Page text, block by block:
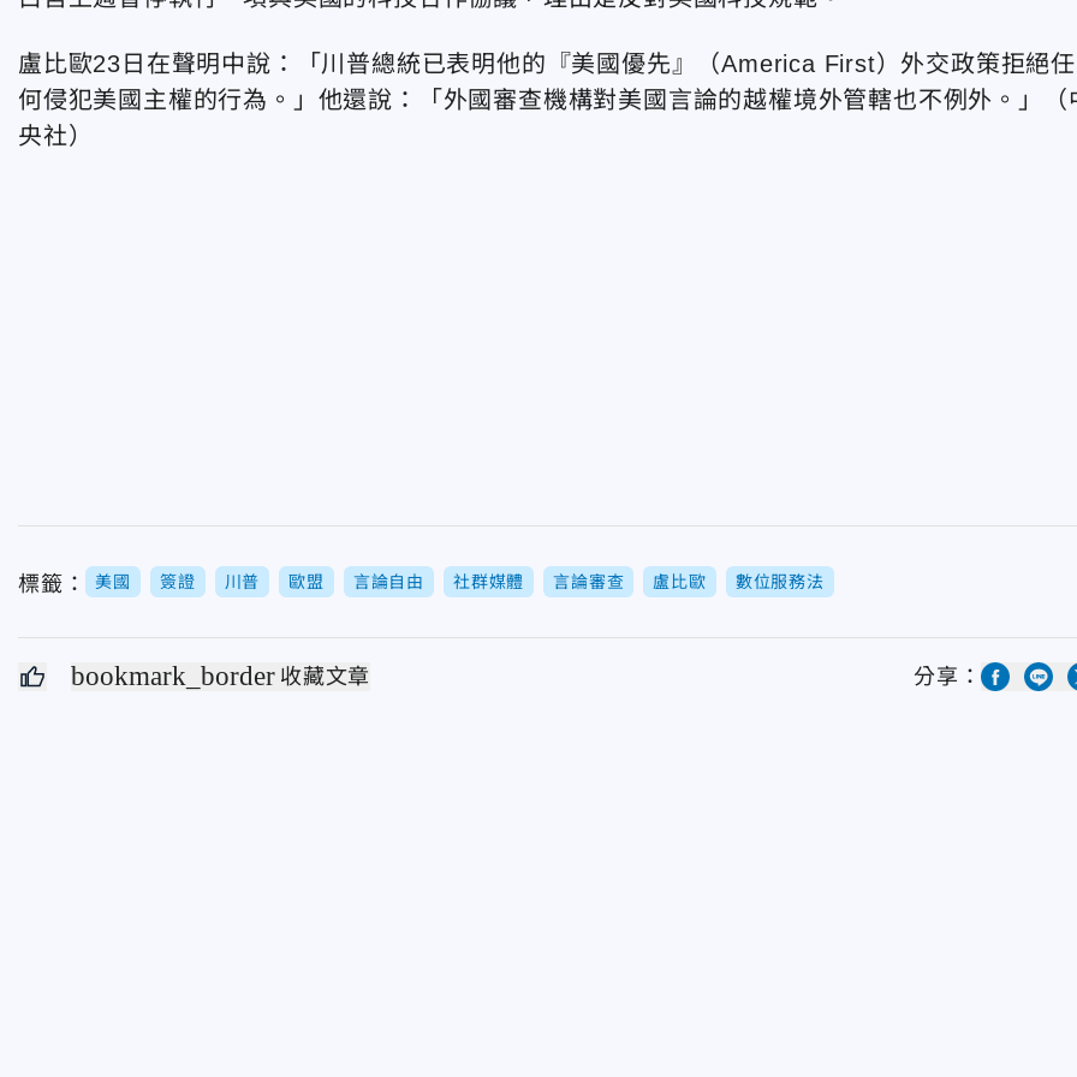
盧比歐23日在聲明中說：「川普總統已表明他的『美國優先』（America First）外交政策拒絕任
何侵犯美國主權的行為。」他還說：「外國審查機構對美國言論的越權境外管轄也不例外。」（
央社）
標籤： 美國 簽證 川普 歐盟 言論自由 社群媒體 言論審查 盧比歐 數位服務法
bookmark_border 收藏文章 分享：